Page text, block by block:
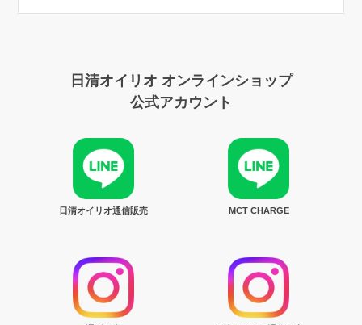
日清オイリオ オンラインショップ
公式アカウント
日清オイリオ通信販売 MCT CHARGE